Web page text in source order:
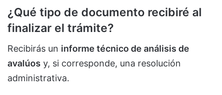
¿Qué tipo de documento recibiré al
finalizar el trámite?
Recibirás un informe técnico de análisis de
avalúos y, si corresponde, una resolución
administrativa.